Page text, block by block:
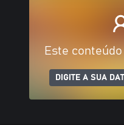
Este
DIGITE A SUA